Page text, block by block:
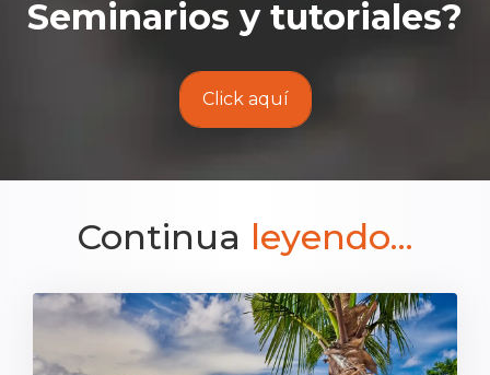
Seminarios y tutoriales?
Click aquí
Continua leyendo...